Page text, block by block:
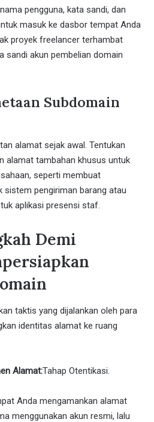
pengguna, kata sandi, dan
masuk ke dasbor tempat Anda
proyek freelancer terhambat
sandi akun pembelian domain
Subdomain
alamat sejak awal. Tentukan
alamat tambahan khusus untuk
seperti membuat
sistem pengiriman barang atau
aplikasi presensi staf.
Demi
taktis yang dijalankan oleh para
identitas alamat ke ruang
Alamat:Tahap Otentikasi.
Anda mengamankan alamat
menggunakan akun resmi, lalu